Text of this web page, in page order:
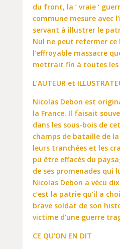
du front, la ‘ vraie ‘
commune mesure avec
servant à illustrer le
Nul ne peut refermer ce
l’effroyable massacre
mettrait fin à toutes les
L’AUTEUR et
Nicolas Debon est
la France. Il faisait
dans les sous-bois de
champs de bataille de
leurs tranchées et les
pu être effacés du
de ses promenades qui
Nicolas Debon a vécu
c’est la patrie qu’il a
brave soldat de son
victime d’une guerre
CE QU’ON EN DIT